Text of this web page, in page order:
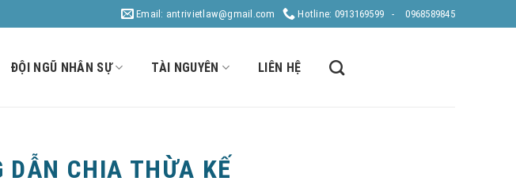
Email: antrivietlaw@gmail.com Hotline: 0913169599 - 0968589845
ĐỘI NGŨ NHÂN SỰ TÀI NGUYÊN LIÊN HỆ
DẪN CHIA THỪA KẾ